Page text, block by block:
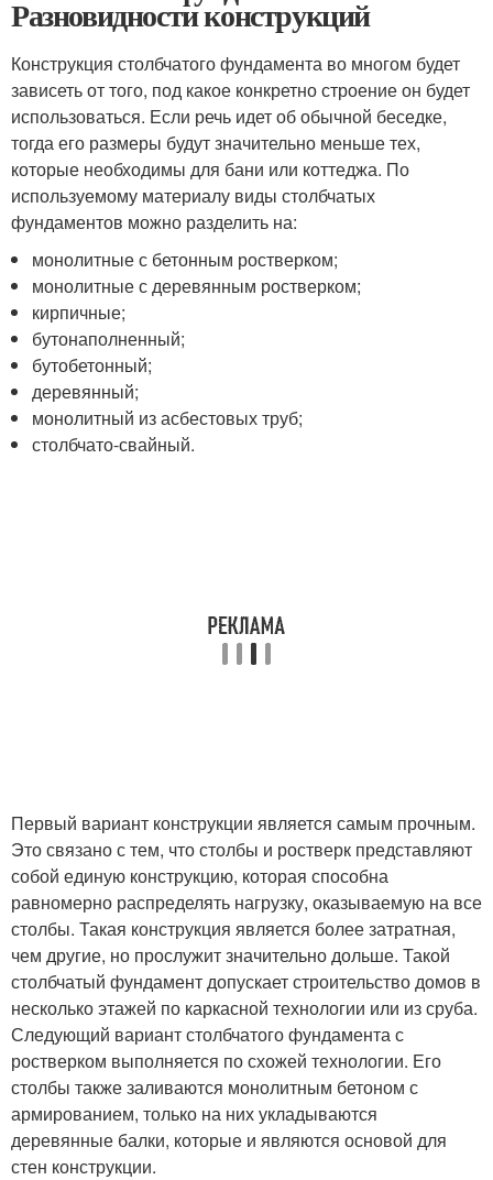
Разновидности конструкций
Конструкция столбчатого фундамента во многом будет
зависеть от того, под какое конкретно строение он будет
использоваться. Если речь идет об обычной беседке,
тогда его размеры будут значительно меньше тех,
которые необходимы для бани или коттеджа. По
используемому материалу виды столбчатых
фундаментов можно разделить на:
монолитные с бетонным ростверком;
монолитные с деревянным ростверком;
кирпичные;
бутонаполненный;
бутобетонный;
деревянный;
монолитный из асбестовых труб;
столбчато-свайный.
Первый вариант конструкции является самым прочным.
Это связано с тем, что столбы и ростверк представляют
собой единую конструкцию, которая способна
равномерно распределять нагрузку, оказываемую на все
столбы. Такая конструкция является более затратная,
чем другие, но прослужит значительно дольше. Такой
столбчатый фундамент допускает строительство домов в
несколько этажей по каркасной технологии или из сруба.
Следующий вариант столбчатого фундамента с
ростверком выполняется по схожей технологии. Его
столбы также заливаются монолитным бетоном с
армированием, только на них укладываются
деревянные балки, которые и являются основой для
стен конструкции.